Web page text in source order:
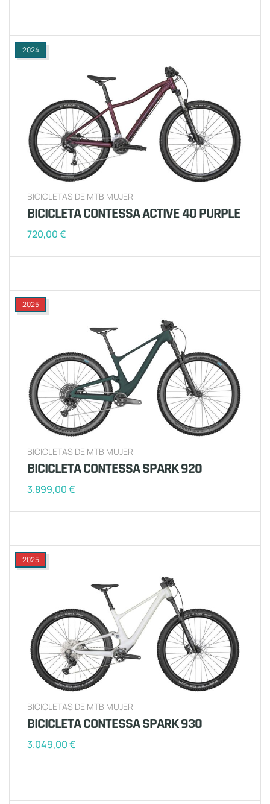
2024
BICICLETAS DE MTB MUJER
BICICLETA CONTESSA ACTIVE 40 PURPLE
720,00€
2025
BICICLETAS DE MTB MUJER
BICICLETA CONTESSA SPARK 920
3.899,00€
2025
BICICLETAS DE MTB MUJER
BICICLETA CONTESSA SPARK 930
3.049,00€